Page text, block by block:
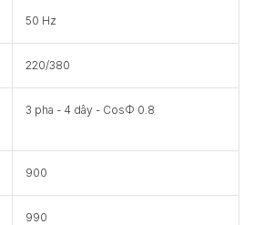
50 Hz
220/380
3 pha - 4 dây - CosΦ 0.8
900
990